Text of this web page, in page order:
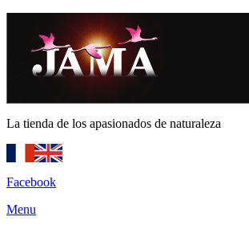
La tienda de los apasionados de naturaleza
Facebook
Menu